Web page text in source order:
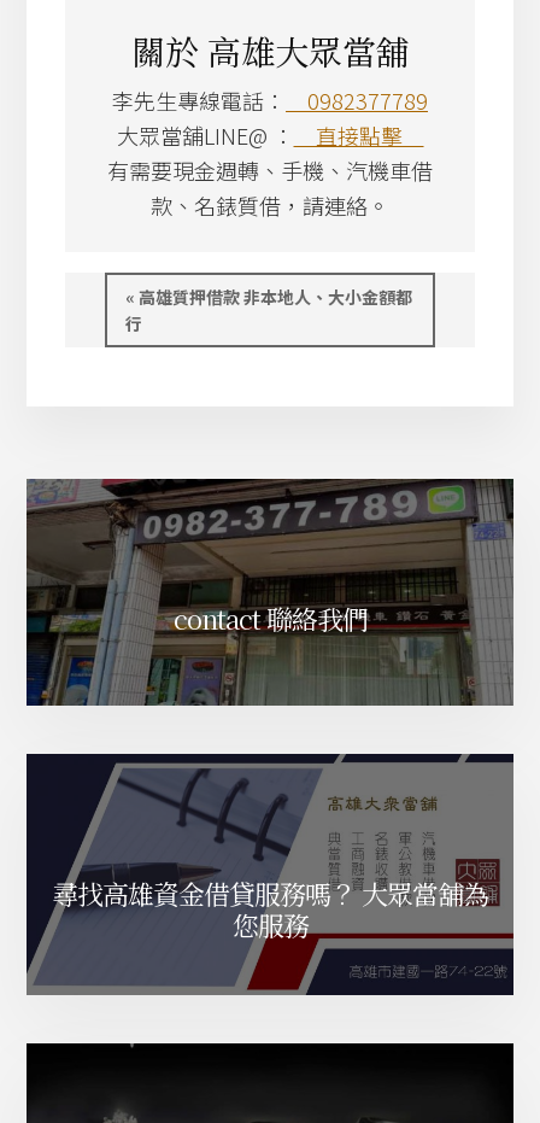
關於 高雄大眾當舖
李先生專線電話：
0982377789
大眾當舖LINE@ ：
直接點擊
有需要現金週轉、手機、汽機車借
款、名錶質借，請連絡。
上
一
頁
« 高雄質押借款 非本地人、大小金額都
行
contact 聯絡我們
尋找高雄資金借貸服務嗎？ 大眾當舖為
您服務